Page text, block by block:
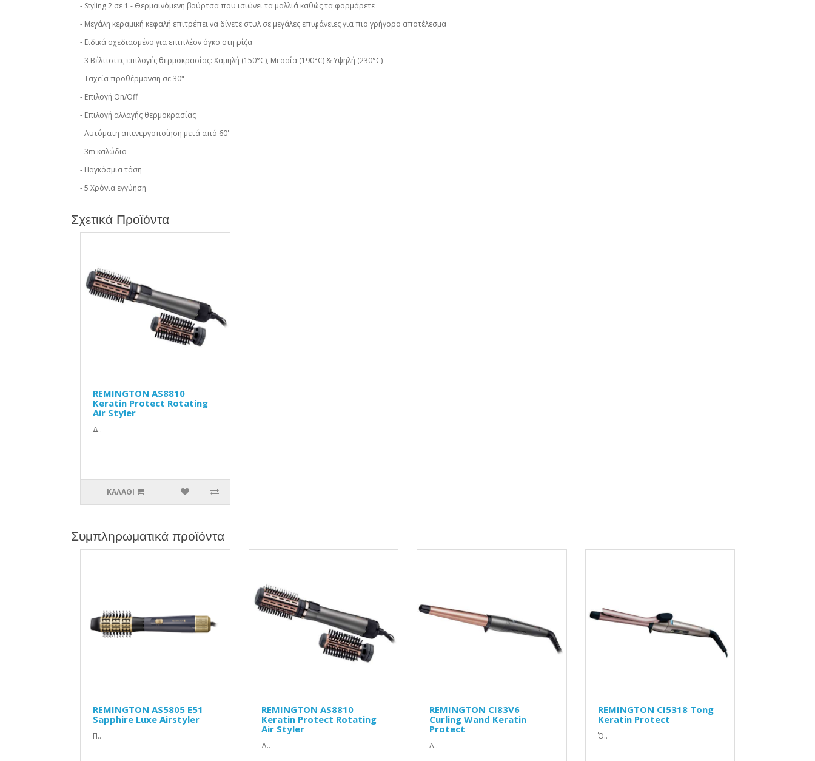
- Styling 2 σε 1 - Θερµαινόµενη βούρτσα που ισιώνει τα µαλλιά καθώς τα φορµάρετε
- Μεγάλη κεραµική κεφαλή επιτρέπει να δίνετε στυλ σε µεγάλες επιφάνειες για πιο γρήγορο αποτέλεσµα
- Ειδικά σχεδιασµένο για επιπλέον όγκο στη ρίζα
- 3 Βέλτιστες επιλογές θερµοκρασίας: Χαµηλή (150°C), Μεσαία (190°C) & Υψηλή (230°C)
- Tαχεία προθέρµανση σε 30"
- Επιλογή On/Off
- Επιλογή αλλαγής θερμοκρασίας
- Αυτόματη απενεργοποίηση µετά από 60'
- 3m καλώδιο
- Παγκόσμια τάση
- 5 Χρόνια εγγύηση
Σχετικά Προϊόντα
REMINGTON AS8810
Keratin Protect Rotating
Air Styler
Δ..
ΚΑΛΆΘΙ
Συμπληρωματικά προϊόντα
REMINGTON AS5805 E51
Sapphire Luxe Airstyler
Π..
REMINGTON AS8810
Keratin Protect Rotating
Air Styler
Δ..
REMINGTON CI83V6
Curling Wand Keratin
Protect
Α..
REMINGTON CI5318 Tong
Keratin Protect
Ό..